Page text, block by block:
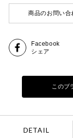
商品のお問い合
Facebook
シェア
このブ
DETAIL